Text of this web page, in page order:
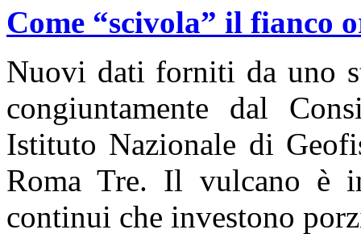
Come “scivola” il fianco
Nuovi dati forniti da uno
congiuntamente dal
Istituto Nazionale di
Roma Tre. Il vulcano è
continui che investono